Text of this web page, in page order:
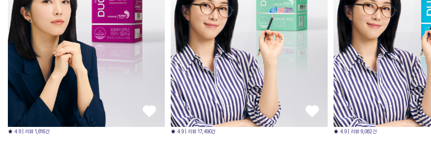
4.9 | 리뷰 1,816건 4.9 | 리뷰 17,490건 4.9 | 리뷰 9,082건